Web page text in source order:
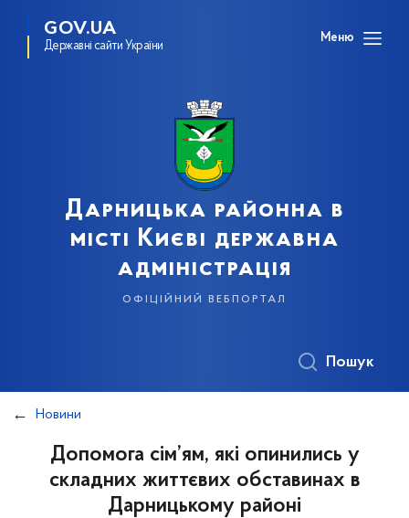
GOV.UA
Державні сайти України
Меню
Дарницька районна в
місті Києві державна
адміністрація
офіційний вебпортал
Пошук
Новини
Допомога сім’ям, які опинились у
складних життєвих обставинах в
Дарницькому районі